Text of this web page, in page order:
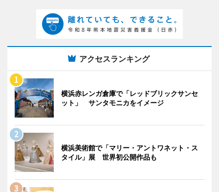
アクセスランキング
横浜赤レンガ倉庫で「レッドブリックサンセ
ット」 サンタモニカをイメージ
横浜美術館で「マリー・アントワネット・ス
タイル」展 世界初公開作品も